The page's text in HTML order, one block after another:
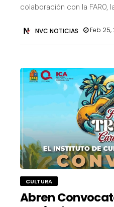
colaboración con la FARO,
NVC NOTICIAS Feb 25,
CULTURA
Abren